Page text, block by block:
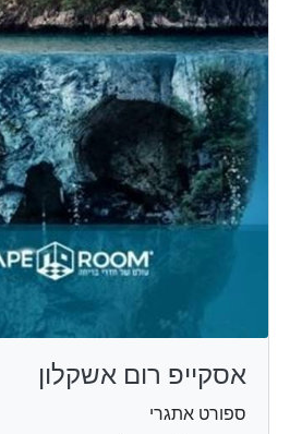
אסקייפ רום אשקלון
ספורט אתגרי